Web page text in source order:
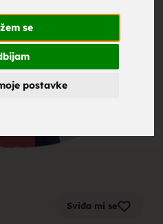
se
postavke
Sviđa mi se
za